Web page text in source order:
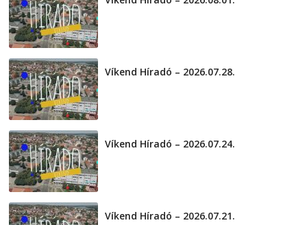
Víkend Híradó – 2026.07.28.
Víkend Híradó – 2026.07.24.
Víkend Híradó – 2026.07.21.